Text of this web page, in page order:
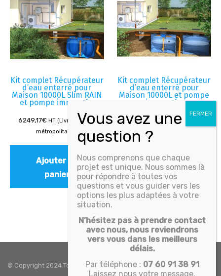
Kit complet Récupérateur
d’eau enterré pour
Maison 10000L Slim RAIN
et pompe immergée
6249,17€ HT (Livré - France
métropolitaine)
Ajouter au
panier
Kit complet Récupérateur
d’eau enterré pour
Maison 10000L et pompe
immergée
6415,83
HT (Livré - France
métropolitaine)
Ajouter au
panier
© Copyright 2024 Toutes eaux. Tous droits réservés -Politique de
Nous comprenons que chaque
projet est unique. Nous sommes là
pour répondre à toutes vos
questions et vous guider vers les
options les plus adaptées à votre
situation.
N’hésitez pas à prendre contact
avec nous, nous reviendrons
vers vous dans les meilleurs
délais.
Par téléphone : 07 60 91 38 91
Laissez nous votre message.